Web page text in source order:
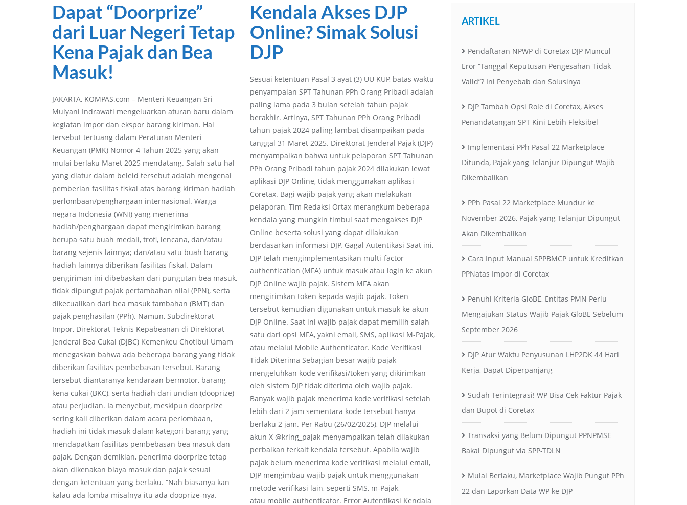
Dapat “Doorprize”
dari Luar Negeri Tetap
Kena Pajak dan Bea
Masuk!
JAKARTA, KOMPAS.com – Menteri Keuangan Sri
Mulyani Indrawati mengeluarkan aturan baru dalam
kegiatan impor dan ekspor barang kiriman. Hal
tersebut tertuang dalam Peraturan Menteri
Keuangan (PMK) Nomor 4 Tahun 2025 yang akan
mulai berlaku Maret 2025 mendatang. Salah satu hal
yang diatur dalam beleid tersebut adalah mengenai
pemberian fasilitas fiskal atas barang kiriman hadiah
perlombaan/penghargaan internasional. Warga
negara Indonesia (WNI) yang menerima
hadiah/penghargaan dapat mengirimkan barang
berupa satu buah medali, trofi, lencana, dan/atau
barang sejenis lainnya; dan/atau satu buah barang
hadiah lainnya diberikan fasilitas fiskal. Dalam
pengiriman ini dibebaskan dari pungutan bea masuk,
tidak dipungut pajak pertambahan nilai (PPN), serta
dikecualikan dari bea masuk tambahan (BMT) dan
pajak penghasilan (PPh). Namun, Subdirektorat
Impor, Direktorat Teknis Kepabeanan di Direktorat
Jenderal Bea Cukai (DJBC) Kemenkeu Chotibul Umam
menegaskan bahwa ada beberapa barang yang tidak
diberikan fasilitas pembebasan tersebut. Barang
tersebut diantaranya kendaraan bermotor, barang
kena cukai (BKC), serta hadiah dari undian (dooprize)
atau perjudian. Ia menyebut, meskipun doorprize
sering kali diberikan dalam acara perlombaan,
hadiah ini tidak masuk dalam kategori barang yang
mendapatkan fasilitas pembebasan bea masuk dan
pajak. Dengan demikian, penerima doorprize tetap
akan dikenakan biaya masuk dan pajak sesuai
dengan ketentuan yang berlaku. “Nah biasanya kan
kalau ada lomba misalnya itu ada dooprize-nya.
Kendala Akses DJP
Online? Simak Solusi
DJP
Sesuai ketentuan Pasal 3 ayat (3) UU KUP, batas waktu
penyampaian SPT Tahunan PPh Orang Pribadi adalah
paling lama pada 3 bulan setelah tahun pajak
berakhir. Artinya, SPT Tahunan PPh Orang Pribadi
tahun pajak 2024 paling lambat disampaikan pada
tanggal 31 Maret 2025. Direktorat Jenderal Pajak (DJP)
menyampaikan bahwa untuk pelaporan SPT Tahunan
PPh Orang Pribadi tahun pajak 2024 dilakukan lewat
aplikasi DJP Online, tidak menggunakan aplikasi
Coretax. Bagi wajib pajak yang akan melakukan
pelaporan, Tim Redaksi Ortax merangkum beberapa
kendala yang mungkin timbul saat mengakses DJP
Online beserta solusi yang dapat dilakukan
berdasarkan informasi DJP. Gagal Autentikasi Saat ini,
DJP telah mengimplementasikan multi-factor
authentication (MFA) untuk masuk atau login ke akun
DJP Online wajib pajak. Sistem MFA akan
mengirimkan token kepada wajib pajak. Token
tersebut kemudian digunakan untuk masuk ke akun
DJP Online. Saat ini wajib pajak dapat memilih salah
satu dari opsi MFA, yakni email, SMS, aplikasi M-Pajak,
atau melalui Mobile Authenticator. Kode Verifikasi
Tidak Diterima Sebagian besar wajib pajak
mengeluhkan kode verifikasi/token yang dikirimkan
oleh sistem DJP tidak diterima oleh wajib pajak.
Banyak wajib pajak menerima kode verifikasi setelah
lebih dari 2 jam sementara kode tersebut hanya
berlaku 2 jam. Per Rabu (26/02/2025), DJP melalui
akun X @kring_pajak menyampaikan telah dilakukan
perbaikan terkait kendala tersebut. Apabila wajib
pajak belum menerima kode verifikasi melalui email,
DJP mengimbau wajib pajak untuk menggunakan
metode verifikasi lain, seperti SMS, m-Pajak,
atau mobile authenticator. Error Autentikasi Kendala
ARTIKEL
Pendaftaran NPWP di Coretax DJP Muncul
Eror “Tanggal Keputusan Pengesahan Tidak
Valid”? Ini Penyebab dan Solusinya
DJP Tambah Opsi Role di Coretax, Akses
Penandatangan SPT Kini Lebih Fleksibel
Implementasi PPh Pasal 22 Marketplace
Ditunda, Pajak yang Telanjur Dipungut Wajib
Dikembalikan
PPh Pasal 22 Marketplace Mundur ke
November 2026, Pajak yang Telanjur Dipungut
Akan Dikembalikan
Cara Input Manual SPPBMCP untuk Kreditkan
PPNatas Impor di Coretax
Penuhi Kriteria GloBE, Entitas PMN Perlu
Mengajukan Status Wajib Pajak GloBE Sebelum
September 2026
DJP Atur Waktu Penyusunan LHP2DK 44 Hari
Kerja, Dapat Diperpanjang
Sudah Terintegrasi! WP Bisa Cek Faktur Pajak
dan Bupot di Coretax
Transaksi yang Belum Dipungut PPNPMSE
Bakal Dipungut via SPP-TDLN
Mulai Berlaku, Marketplace Wajib Pungut PPh
22 dan Laporkan Data WP ke DJP